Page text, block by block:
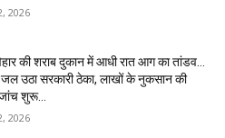
2026
की शराब दुकान में आधी रात आग का तांडव…
उठा सरकारी ठेका, लाखों के नुकसान की
शुरू…
2026